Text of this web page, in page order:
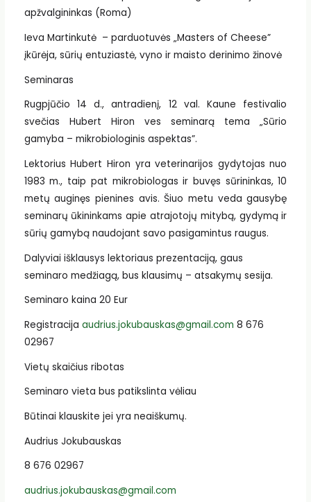
apžvalgininkas (Roma)
Ieva Martinkutė – parduotuvės „Masters of Cheese”
įkūrėja, sūrių entuziastė, vyno ir maisto derinimo žinovė
Seminaras
Rugpjūčio 14 d., antradienį, 12 val. Kaune festivalio
svečias Hubert Hiron ves seminarą tema „Sūrio
gamyba – mikrobiologinis aspektas”.
Lektorius Hubert Hiron yra veterinarijos gydytojas nuo
1983 m., taip pat mikrobiologas ir buvęs sūrininkas, 10
metų auginęs pienines avis. Šiuo metu veda gausybę
seminarų ūkininkams apie atrajotojų mitybą, gydymą ir
sūrių gamybą naudojant savo pasigamintus raugus.
Dalyviai išklausys lektoriaus prezentaciją, gaus
seminaro medžiagą, bus klausimų – atsakymų sesija.
Seminaro kaina 20 Eur
Registracija audrius.jokubauskas@gmail.com 8 676
02967
Vietų skaičius ribotas
Seminaro vieta bus patikslinta vėliau
Būtinai klauskite jei yra neaiškumų.
Audrius Jokubauskas
8 676 02967
audrius.jokubauskas@gmail.com